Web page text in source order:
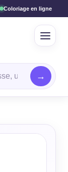
Coloriage en ligne